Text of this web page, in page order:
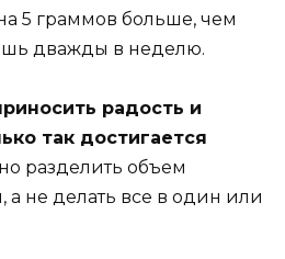
5 граммов больше, чем
дважды в неделю.
радость и
так достигается
разделить объем
а не делать все в один или